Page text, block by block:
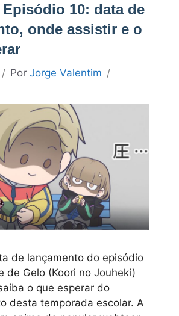
10: data de
onde assistir e o
Por Jorge Valentim
de lançamento do episódio
de Gelo (Koori no Jouheki)
o que esperar do
desta temporada escolar. A